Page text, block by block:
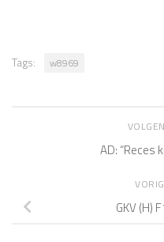
Tags: w8969
AD: “Reces
GKV (H)